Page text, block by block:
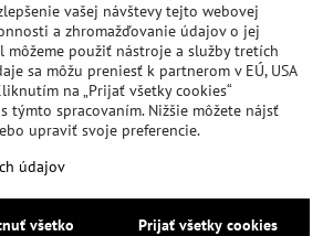
nás
shop@bikepeak.sk
+421 46 549 23 32
Navigovať do predajne
© 2026 BIKE PEAK
vašej návštevy tejto webovej
a zhromažďovanie údajov o jej
môžeme použiť nástroje a služby tretích
sa môžu preniesť k partnerom v EÚ, USA
na „Prijať všetky cookies“
týmto spracovaním. Nižšie môžete nájsť
upraviť svoje preferencie.
údajov
Prijať všetky cookies
všetko